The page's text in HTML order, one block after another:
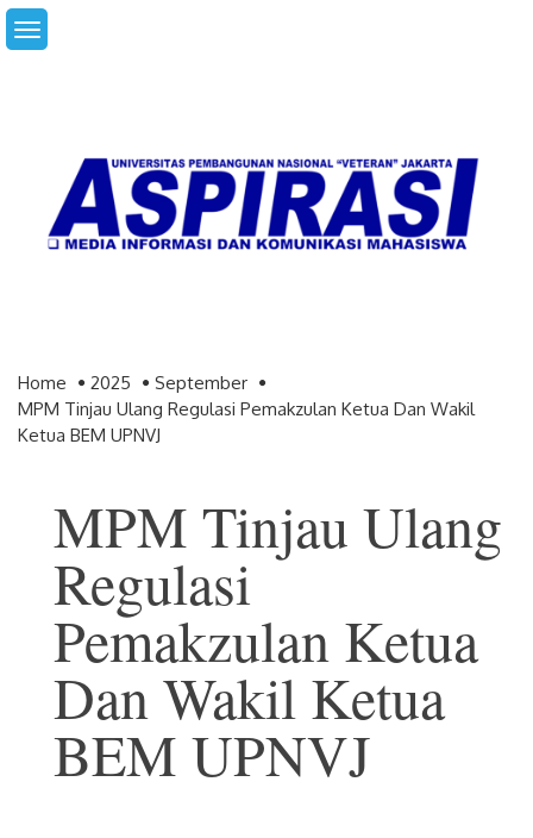
Skip
to
Home 2025
September
MPM Tinjau Ulang Regulasi Pemakzulan Ketua Dan Wakil
Ketua BEM UPNVJ
MPM Tinjau Ulang
Regulasi
Pemakzulan Ketua
Dan Wakil Ketua
BEM UPNVJ